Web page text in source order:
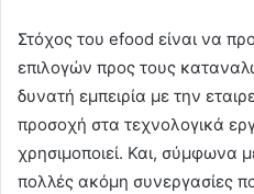
Στόχος του efood είναι να
επιλογών προς τους
δυνατή εμπειρία με την
προσοχή στα τεχνολογικά
χρησιμοποιεί. Και, σύμφωνα
πολλές ακόμη συνεργασίες